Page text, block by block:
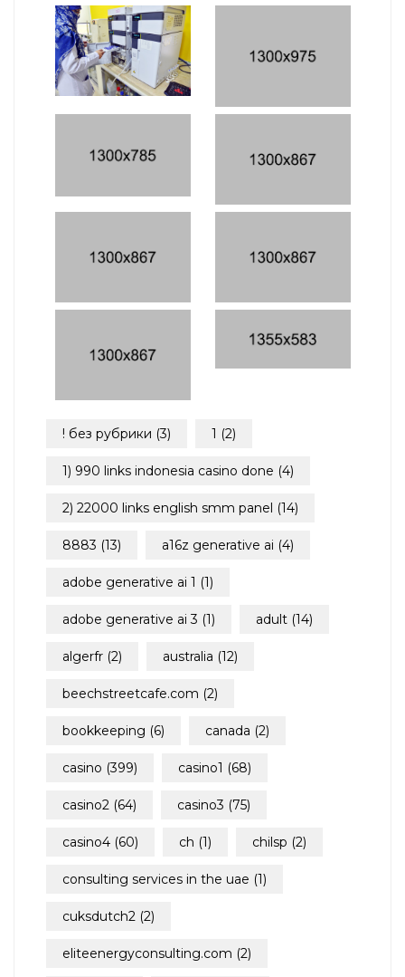
! без рубрики (3) 1 (2)
1) 990 links indonesia casino done (4)
2) 22000 links english smm panel (14)
8883 (13) a16z generative ai (4)
adobe generative ai 1 (1)
adobe generative ai 3 (1) adult (14)
algerfr (2) australia (12)
beechstreetcafe.com (2)
bookkeeping (6) canada (2)
casino (399) casino1 (68)
casino2 (64) casino3 (75)
casino4 (60) ch (1) chilsp (2)
consulting services in the uae (1)
cuksdutch2 (2)
eliteenergyconsulting.com (2)